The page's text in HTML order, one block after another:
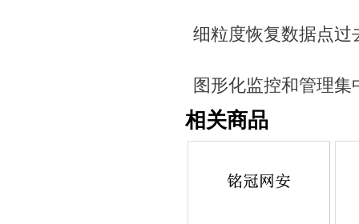
细粒度恢复数据点过
图形化监控和管理
相关商品